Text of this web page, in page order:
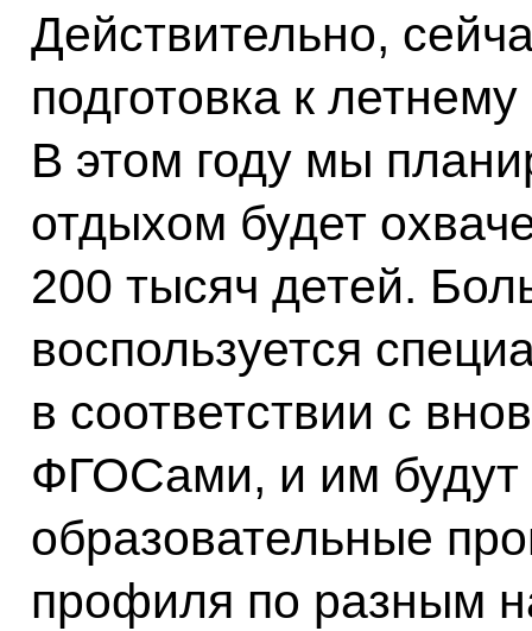
Действительно,
подготовка к
В этом году мы
отдыхом будет
200 тысяч детей.
воспользуется
в соответствии с
ФГОСами, и им будут
образовательные
профиля по разным